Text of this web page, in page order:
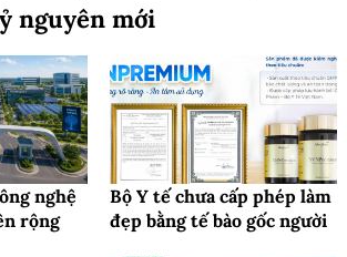
nguyên mới
nghệ
rộng
Bộ Y tế chưa cấp phép làm
đẹp bằng tế bào gốc người